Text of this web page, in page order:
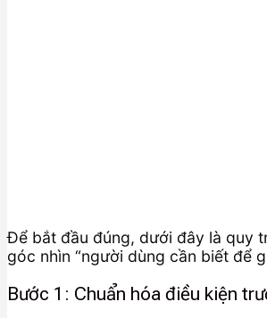
Để bắt đầu đúng, dưới đây là quy
góc nhìn “người dùng cần biết để
Bước 1: Chuẩn hóa điều kiện